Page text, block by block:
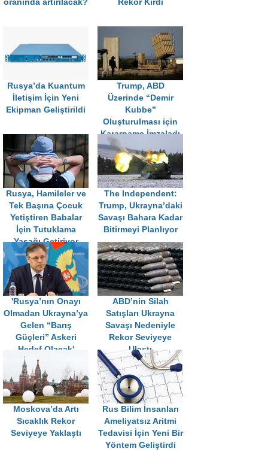
oranında artırılacak? Rekor Kırdı
Rusya’da Kuantum
İletişim İçin Yeni
Ekipman Geliştirildi
Trump, ABD
Üzerinde “Demir
Kubbe”
Oluşturulması için
Kararname İmzaladı
Rusya, Hamileler ve
Tek Başına Çocuk
Yetiştiren Babalar
İçin Tutuklama
Yasağı Getiriyor
The Independent:
Trump, Ukrayna’daki
Savaşı Bahara Kadar
Bitirmeyi Planlıyor
'Rusya’nın Onayı
Olmadan Ukrayna’ya
Gelen “Barış
Güçleri” Askeri
Hedef Olacak'
ABD’nin Silah
Satışları Ukrayna
Savaşı Nedeniyle
Rekor Seviyeye
Ulaştı
Moskova’da Artı
Sıcaklık Rekor
Seviyeye Yaklaştı
Rus Bilim İnsanları
Ameliyatsız Aritmi
Tedavisi İçin Yeni Bir
Yöntem Geliştirdi